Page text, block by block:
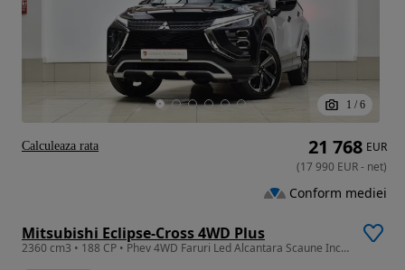
1 / 6
Mitsubishi Eclipse-Cross 4WD Plus
2360 cm3 • 188 CP • Phev 4WD Faruri Led Alcantara Scaune Incalzite Camera Masarier Garanti
21 768 EUR
(17 990 EUR- net)
Conform mediei
Calculeaza rata